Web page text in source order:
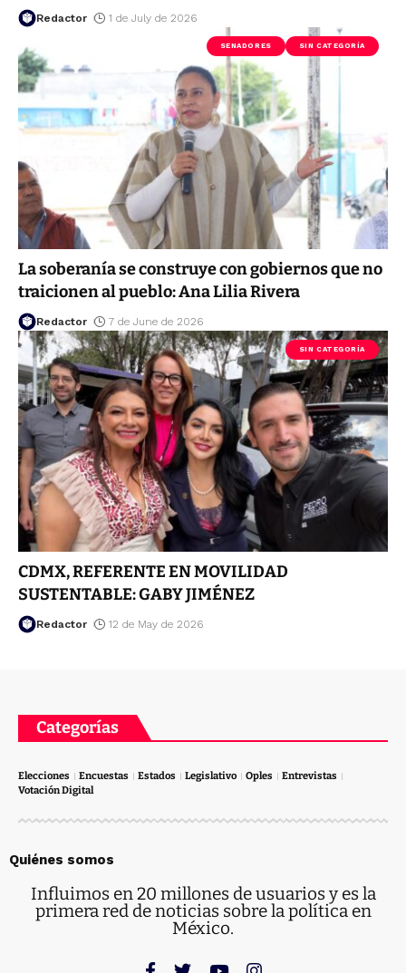
Redactor 1 de July de 2026
SENADORES SIN CATEGORÍA
La soberanía se construye con gobiernos que no
traicionen al pueblo: Ana Lilia Rivera
Redactor 7 de June de 2026
SIN CATEGORÍA
CDMX, REFERENTE EN MOVILIDAD
SUSTENTABLE: GABY JIMÉNEZ
Redactor 12 de May de 2026
Categorías
Elecciones Encuestas Estados Legislativo Oples
Entrevistas
Votación Digital
Quiénes somos
Influimos en 20 millones de usuarios y es la
primera red de noticias sobre la política en
México.